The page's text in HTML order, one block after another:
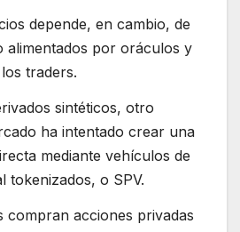
depende, en cambio, de
alimentados por oráculos y
traders.
sintéticos, otro
ha intentado crear una
mediante vehículos de
tokenizados, o SPV.
compran acciones privadas